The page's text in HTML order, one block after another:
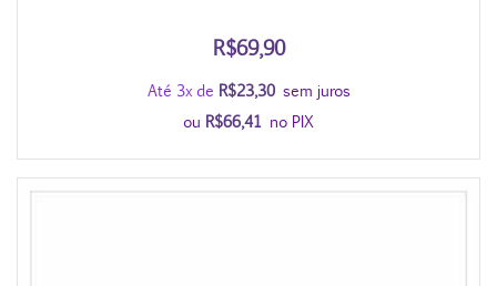
R$69,90
Até 3x de R$23,30 sem juros
ou R$66,41 no PIX